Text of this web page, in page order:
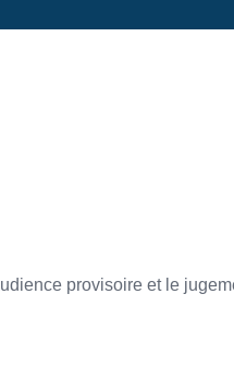
provisoire et le